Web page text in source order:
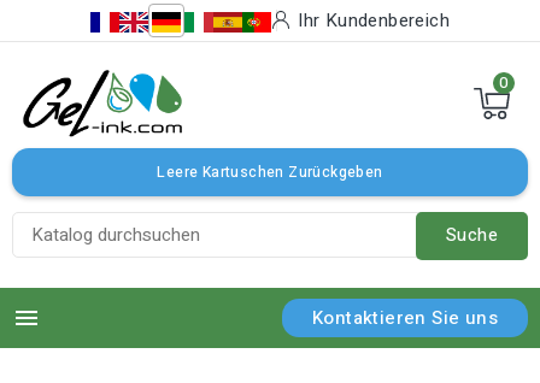
Ihr Kundenbereich
0
Leere Kartuschen Zurückgeben
Suche
 Kontaktieren Sie uns